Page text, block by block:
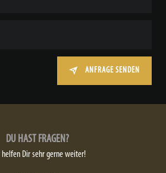
ANFRAGE SENDEN
DU HAST FRAGEN?
helfen Dir sehr gerne weiter!